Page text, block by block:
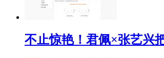
不止惊艳！君佩×张艺兴